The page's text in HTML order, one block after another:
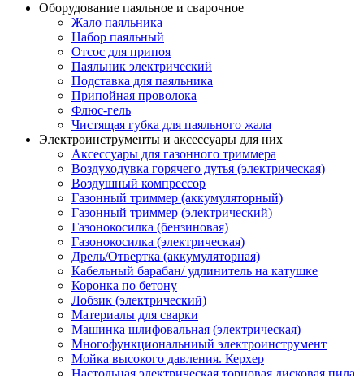
Оборудование паяльное и сварочное
Жало паяльника
Набор паяльный
Отсос для припоя
Паяльник электрический
Подставка для паяльника
Припойная проволока
Флюс-гель
Чистящая губка для паяльного жала
Электроинструменты и аксессуары для них
Аксессуары для газонного триммера
Воздуходувка горячего дутья (электрическая)
Воздушный компрессор
Газонный триммер (аккумуляторный)
Газонный триммер (электрический)
Газонокосилка (бензиновая)
Газонокосилка (электрическая)
Дрель/Отвертка (аккумуляторная)
Кабельный барабан/ удлинитель на катушке
Коронка по бетону
Лобзик (электрический)
Материалы для сварки
Машинка шлифовальная (электрическая)
Многофункциональниый электроинструмент
Мойка высокого давления. Керхер
Настольная электрическая торцовая дисковая пила